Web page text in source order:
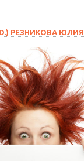
РЕЗНИКОВА ЮЛИЯ